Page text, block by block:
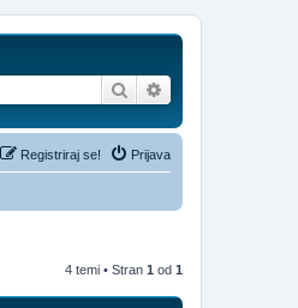
Iskanje
Prijava
Registriraj se!
4 temi • Stran 1 od 1